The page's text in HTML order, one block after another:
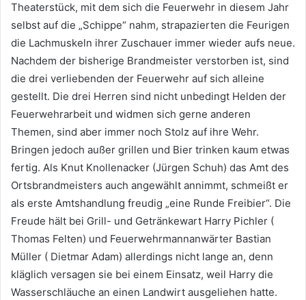
Theaterstück, mit dem sich die Feuerwehr in diesem Jahr
selbst auf die „Schippe“ nahm, strapazierten die Feurigen
die Lachmuskeln ihrer Zuschauer immer wieder aufs neue.
Nachdem der bisherige Brandmeister verstorben ist, sind
die drei verliebenden der Feuerwehr auf sich alleine
gestellt. Die drei Herren sind nicht unbedingt Helden der
Feuerwehrarbeit und widmen sich gerne anderen
Themen, sind aber immer noch Stolz auf ihre Wehr.
Bringen jedoch außer grillen und Bier trinken kaum etwas
fertig. Als Knut Knollenacker (Jürgen Schuh) das Amt des
Ortsbrandmeisters auch angewählt annimmt, schmeißt er
als erste Amtshandlung freudig „eine Runde Freibier“. Die
Freude hält bei Grill- und Getränkewart Harry Pichler (
Thomas Felten) und Feuerwehrmannanwärter Bastian
Müller ( Dietmar Adam) allerdings nicht lange an, denn
kläglich versagen sie bei einem Einsatz, weil Harry die
Wasserschläuche an einen Landwirt ausgeliehen hatte.